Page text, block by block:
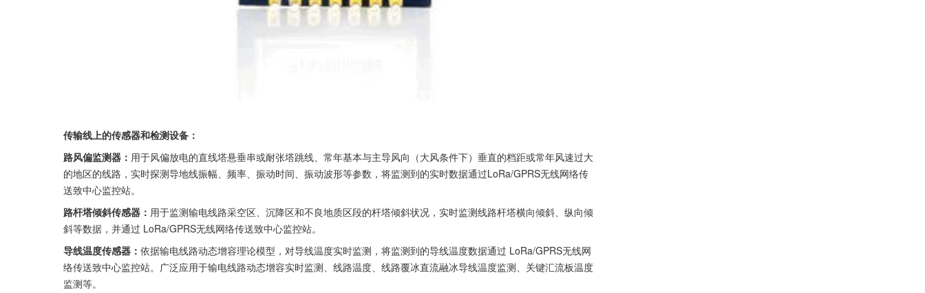
传输线上的传感器和检测设备：
路风偏监测器： 用于风偏放电的直线塔悬垂串或耐张塔跳线、常年基本与主导风向（大风条件下）垂直的档距或常年风速过大
的地区的线路，实时探测导地线振幅、频率、振动时间、振动波形等参数，将监测到的实时数据通过LoRa/GPRS无线网络传
送致中心监控站。
路杆塔倾斜传感器： 用于监测输电线路采空区、沉降区和不良地质区段的杆塔倾斜状况，实时监测线路杆塔横向倾斜、纵向倾
斜等数据，并通过 LoRa/GPRS无线网络传送致中心监控站。
导线温度传感器： 依据输电线路动态增容理论模型，对导线温度实时监测，将监测到的导线温度数据通过 LoRa/GPRS无线网
络传送致中心监控站。广泛应用于输电线路动态增容实时监测、线路温度、线路覆冰直流融冰导线温度监测、关键汇流板温度
监测等。